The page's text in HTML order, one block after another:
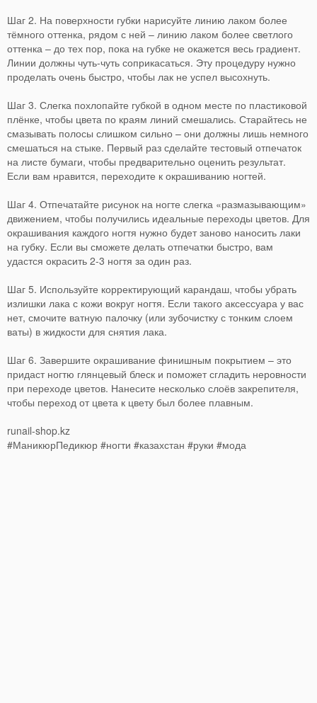
Шаг 2. На поверхности губки нарисуйте линию лаком более
тёмного оттенка, рядом с ней – линию лаком более светлого
оттенка – до тех пор, пока на губке не окажется весь градиент.
Линии должны чуть-чуть соприкасаться. Эту процедуру нужно
проделать очень быстро, чтобы лак не успел высохнуть.
Шаг 3. Слегка похлопайте губкой в одном месте по пластиковой
плёнке, чтобы цвета по краям линий смешались. Старайтесь не
смазывать полосы слишком сильно – они должны лишь немного
смешаться на стыке. Первый раз сделайте тестовый отпечаток
на листе бумаги, чтобы предварительно оценить результат.
Если вам нравится, переходите к окрашиванию ногтей.
Шаг 4. Отпечатайте рисунок на ногте слегка «размазывающим»
движением, чтобы получились идеальные переходы цветов. Для
окрашивания каждого ногтя нужно будет заново наносить лаки
на губку. Если вы сможете делать отпечатки быстро, вам
удастся окрасить 2-3 ногтя за один раз.
Шаг 5. Используйте корректирующий карандаш, чтобы убрать
излишки лака с кожи вокруг ногтя. Если такого аксессуара у вас
нет, смочите ватную палочку (или зубочистку с тонким слоем
ваты) в жидкости для снятия лака.
Шаг 6. Завершите окрашивание финишным покрытием – это
придаст ногтю глянцевый блеск и поможет сгладить неровности
при переходе цветов. Нанесите несколько слоёв закрепителя,
чтобы переход от цвета к цвету был более плавным.
runail-shop.kz
#МаникюрПедикюр #ногти #казахстан #руки #мода